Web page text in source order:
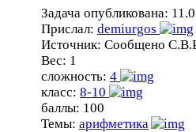
Задача опубликована:
Прислал: demiurgos
Источник: Сообщено
Вес: 1
сложность: 4
класс: 8-10
баллы: 100
Темы: арифметика